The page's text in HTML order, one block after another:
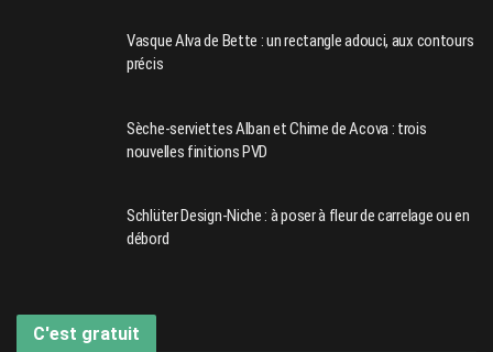
Vasque Alva de Bette : un rectangle adouci, aux contours
précis
Sèche-serviettes Alban et Chime de Acova : trois
nouvelles finitions PVD
Schlüter Design-Niche : à poser à fleur de carrelage ou en
débord
C'est gratuit